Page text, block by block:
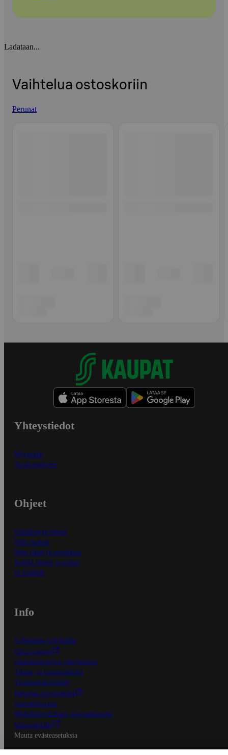
Ladataan...
Vaihtelua ostoskoriin
Perunat
Yhteystiedot
Myymälät
Asiakaspalvelu
Ohjeet
Ensitilaajan ohjeet
Näin maksat
Näin tilaat ja muokkaat
Kaikki ohjeet ja vinkit
In English
Info
S-Business yrityksille
Oiva-raportit
Osuuskauppojen yhteystiedot
Tilaus- ja toimitusehdot
Tietosuojakäytäntö
Palvelun käyttöehdot
Saavutettavuus
Mobiilisovelluksen saavutettavuus
Mainostajalle
Muuta evästeasetuksia